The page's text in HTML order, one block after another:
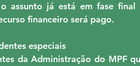
assunto já está em fase final
financeiro será pago.
especiais
da Administração do MPF